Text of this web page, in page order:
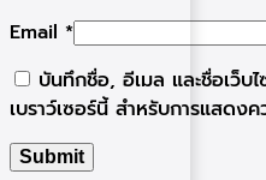
Email *
บันทึกชื่อ, อีเมล และชื่อเว็บ
เบราว์เซอร์นี้ สำหรับการแสดง